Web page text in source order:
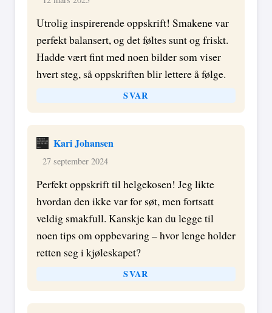
Utrolig inspirerende oppskrift! Smakene var
perfekt balansert, og det føltes sunt og friskt.
Hadde vært fint med noen bilder som viser
hvert steg, så oppskriften blir lettere å følge.
SVAR
Kari Johansen
27 september 2024
Perfekt oppskrift til helgekosen! Jeg likte
hvordan den ikke var for søt, men fortsatt
veldig smakfull. Kanskje kan du legge til
noen tips om oppbevaring – hvor lenge holder
retten seg i kjøleskapet?
SVAR